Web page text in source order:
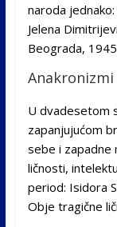
naroda
Jelena
Beograda,
U dvadesetom
zapanjujućom
sebe i zapadne
ličnosti,
period: Isidora
Obje tragične